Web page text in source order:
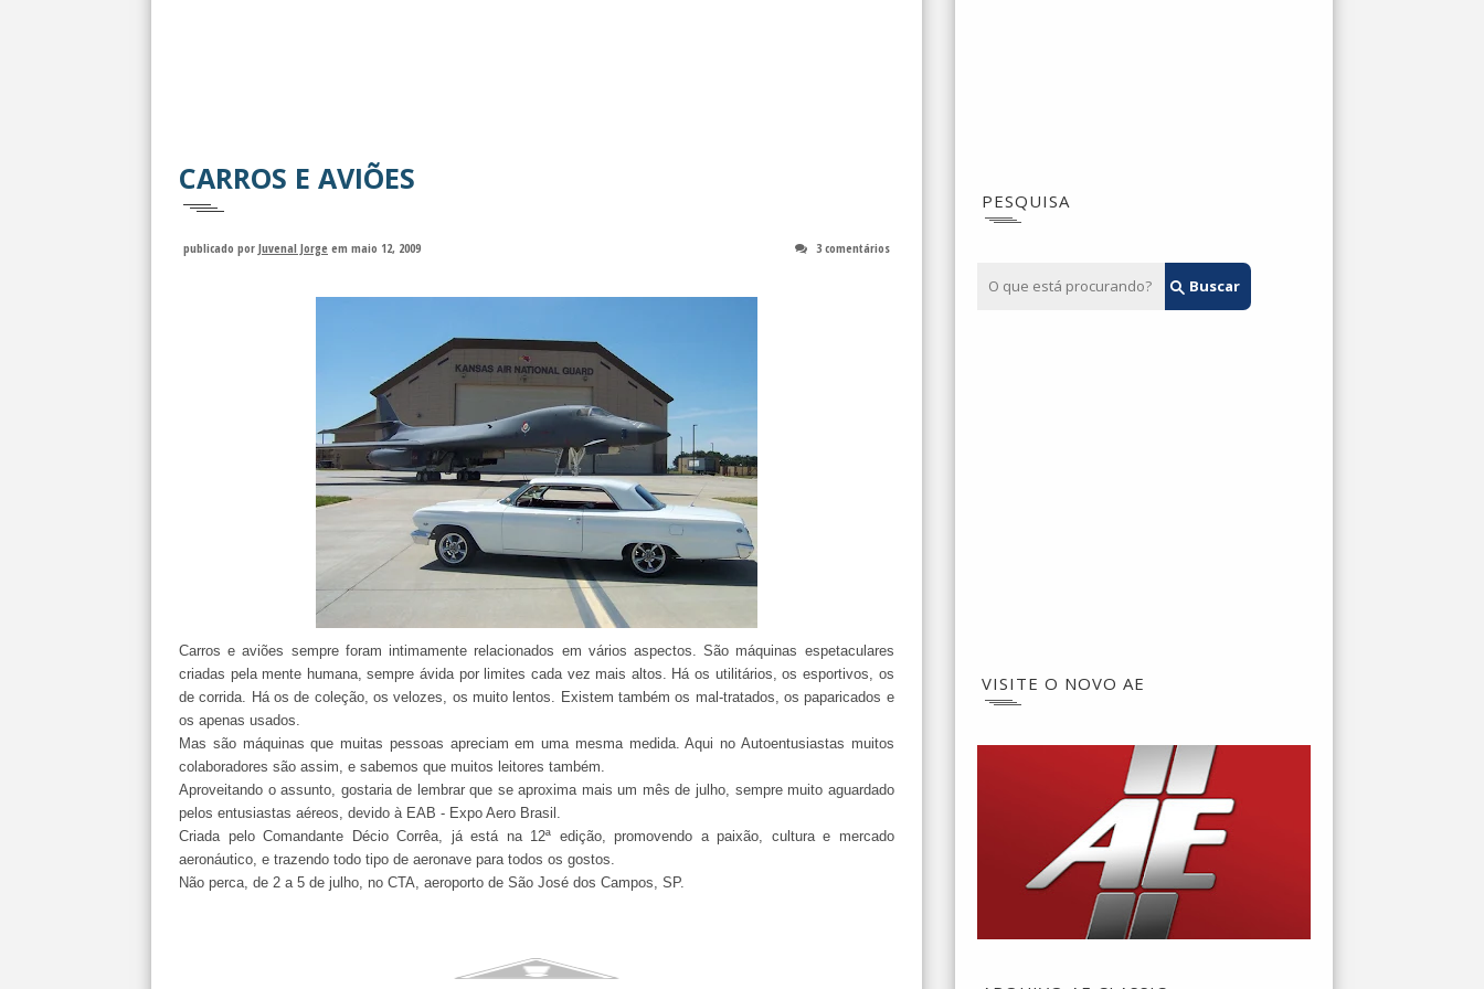
CARROS E AVIÕES
publicado por Juvenal Jorge em maio 12, 2009 3 comentários
Carros e aviões sempre foram intimamente relacionados em vários aspectos. São máquinas espetaculares
criadas pela mente humana, sempre ávida por limites cada vez mais altos. Há os utilitários, os esportivos, os
de corrida. Há os de coleção, os velozes, os muito lentos. Existem também os mal-tratados, os paparicados e
os apenas usados.
Mas são máquinas que muitas pessoas apreciam em uma mesma medida. Aqui no Autoentusiastas muitos
colaboradores são assim, e sabemos que muitos leitores também.
Aproveitando o assunto, gostaria de lembrar que se aproxima mais um mês de julho, sempre muito aguardado
pelos entusiastas aéreos, devido à EAB - Expo Aero Brasil.
Criada pelo Comandante Décio Corrêa, já está na 12ª edição, promovendo a paixão, cultura e mercado
aeronáutico, e trazendo todo tipo de aeronave para todos os gostos.
Não perca, de 2 a 5 de julho, no CTA, aeroporto de São José dos Campos, SP.
PESQUISA
VISITE O NOVO AE